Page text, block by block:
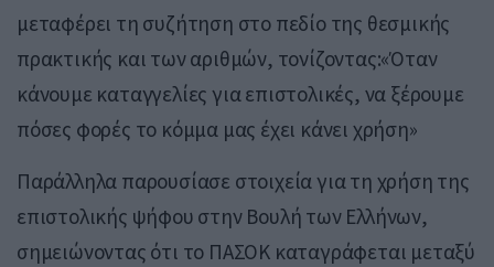
μεταφέρει τη συζήτηση στο πεδίο της θεσμικής
πρακτικής και των αριθμών, τονίζοντας:«Όταν
κάνουμε καταγγελίες για επιστολικές, να ξέρουμε
πόσες φορές το κόμμα μας έχει κάνει χρήση»
Παράλληλα παρουσίασε στοιχεία για τη χρήση της
επιστολικής ψήφου στην Βουλή των Ελλήνων,
σημειώνοντας ότι το ΠΑΣΟΚ καταγράφεται μεταξύ